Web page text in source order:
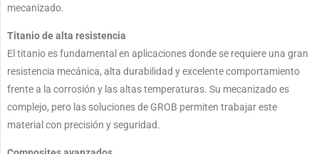
mecanizado.
Titanio de alta resistencia
El titanio es fundamental en aplicaciones donde se requiere una gran
resistencia mecánica, alta durabilidad y excelente comportamiento
frente a la corrosión y las altas temperaturas. Su mecanizado es
complejo, pero las soluciones de GROB permiten trabajar este
material con precisión y seguridad.